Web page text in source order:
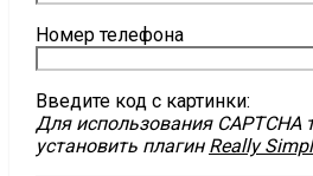
Номер телефона
Введите код с картинки:
Для использования CAPTCHA
установить плагин Really